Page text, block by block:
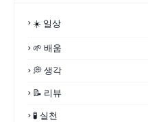
☀️ 일상
🌱 배움
💭 생각
📝 리뷰
🧪 실천